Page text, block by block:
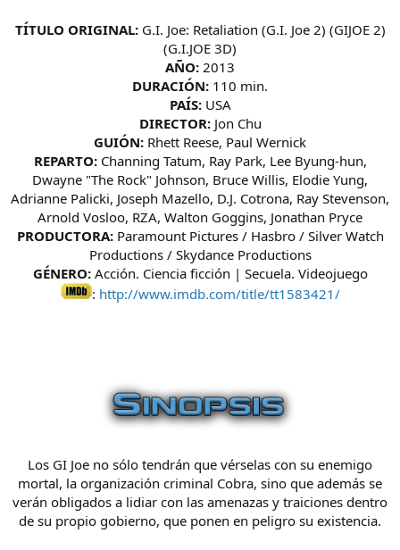
TÍTULO ORIGINAL:G.I. Joe: Retaliation (G.I. Joe 2) (GIJOE 2)
(G.I.JOE 3D)
AÑO: 2013
DURACIÓN: 110 min.
PAÍS:USA
DIRECTOR:Jon Chu
GUIÓN: Rhett Reese, Paul Wernick
REPARTO:Channing Tatum, Ray Park, Lee Byung-hun,
Dwayne "The Rock" Johnson, Bruce Willis, Elodie Yung,
Adrianne Palicki, Joseph Mazello, D.J. Cotrona, Ray Stevenson,
Arnold Vosloo, RZA, Walton Goggins, Jonathan Pryce
PRODUCTORA:Paramount Pictures / Hasbro / Silver Watch
Productions / Skydance Productions
GÉNERO:Acción. Ciencia ficción | Secuela. Videojuego
: http://www.imdb.com/title/tt1583421/
Los GI Joe no sólo tendrán que vérselas con su enemigo
mortal, la organización criminal Cobra, sino que además se
verán obligados a lidiar con las amenazas y traiciones dentro
de su propio gobierno, que ponen en peligro su existencia.